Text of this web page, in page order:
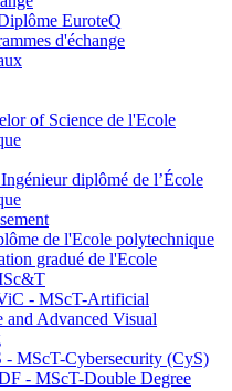
EuroteQ
d'échange
of Science de l'Ecole
diplômé de l’École
de l'Ecole polytechnique
gradué de l'Ecole
- MScT-Artificial
and Advanced Visual
- MScT-Cybersecurity (CyS)
- MScT-Double Degree